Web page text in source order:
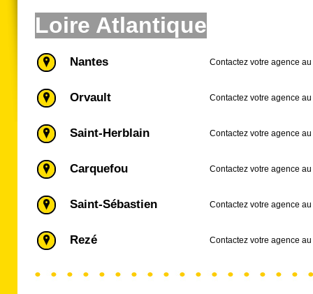
Loire Atlantique
Nantes Contactez votre agence
Orvault Contactez votre agence
Saint-Herblain Contactez votre agence
Carquefou Contactez votre agence
Saint-Sébastien Contactez votre agence
Rezé Contactez votre agence